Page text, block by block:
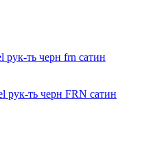
рук-ть черн FRN сатин